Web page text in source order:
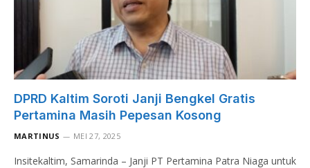
DPRD Kaltim Soroti Janji Bengkel Gratis
Pertamina Masih Pepesan Kosong
MARTINUS MEI 27, 2025
Insitekaltim, Samarinda – Janji PT Pertamina Patra Niaga untuk